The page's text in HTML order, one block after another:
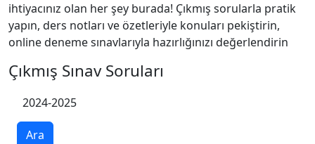
ihtiyacınız olan her şey burada! Çıkmış sorularla pratik
yapın, ders notları ve özetleriyle konuları pekiştirin,
online deneme sınavlarıyla hazırlığınızı değerlendirin
Çıkmış Sınav Soruları
2024-2025
Ara